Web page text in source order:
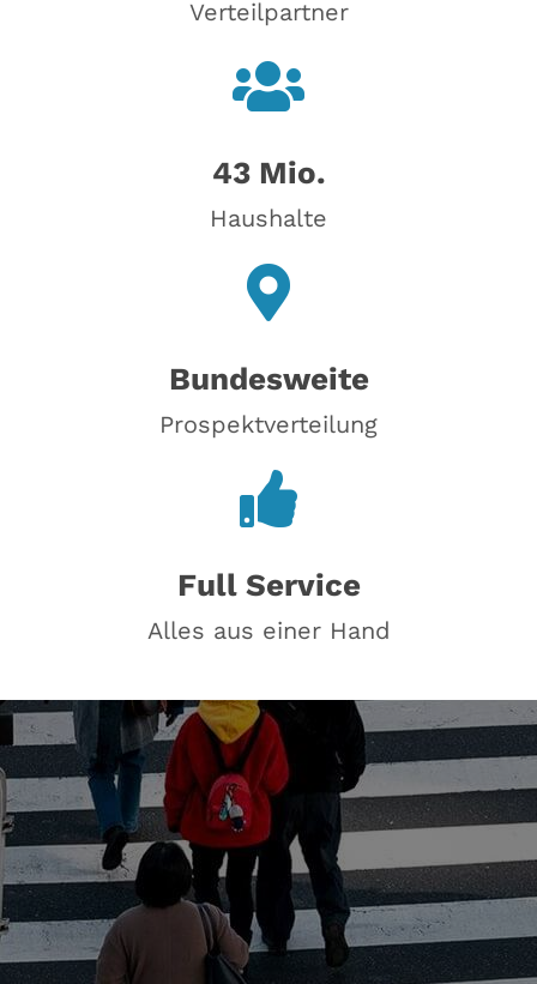
Verteilpartner
43 Mio.
Haushalte
Bundesweite
Prospektverteilung
Full Service
Alles aus einer Hand